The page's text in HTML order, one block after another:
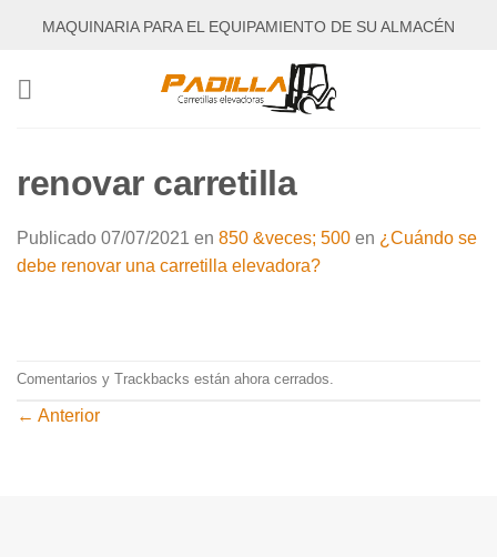
MAQUINARIA PARA EL EQUIPAMIENTO DE SU ALMACÉN
renovar carretilla
Publicado 07/07/2021 en 850 &veces; 500 en ¿Cuándo se
debe renovar una carretilla elevadora?
Comentarios y Trackbacks están ahora cerrados.
← Anterior